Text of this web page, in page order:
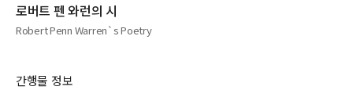
로버트 펜 와런의 시
Robert Penn Warren`s Poetry
간행물 정보